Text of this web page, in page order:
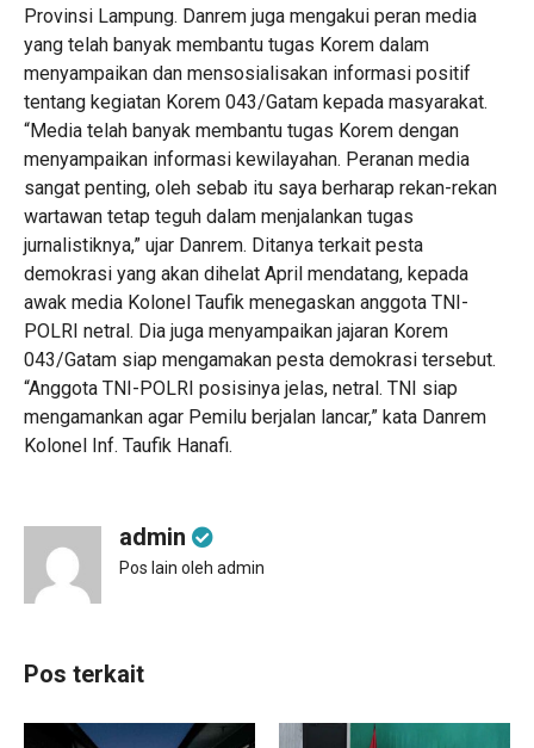
Provinsi Lampung. Danrem juga mengakui peran media
yang telah banyak membantu tugas Korem dalam
menyampaikan dan mensosialisakan informasi positif
tentang kegiatan Korem 043/Gatam kepada masyarakat.
“Media telah banyak membantu tugas Korem dengan
menyampaikan informasi kewilayahan. Peranan media
sangat penting, oleh sebab itu saya berharap rekan-rekan
wartawan tetap teguh dalam menjalankan tugas
jurnalistiknya,” ujar Danrem. Ditanya terkait pesta
demokrasi yang akan dihelat April mendatang, kepada
awak media Kolonel Taufik menegaskan anggota TNI-
POLRI netral. Dia juga menyampaikan jajaran Korem
043/Gatam siap mengamakan pesta demokrasi tersebut.
“Anggota TNI-POLRI posisinya jelas, netral. TNI siap
mengamankan agar Pemilu berjalan lancar,” kata Danrem
Kolonel Inf. Taufik Hanafi.
admin
Pos lain oleh admin
Pos terkait